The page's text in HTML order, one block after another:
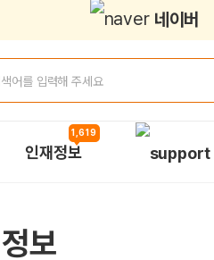
네이버
인재정보
1,619
보